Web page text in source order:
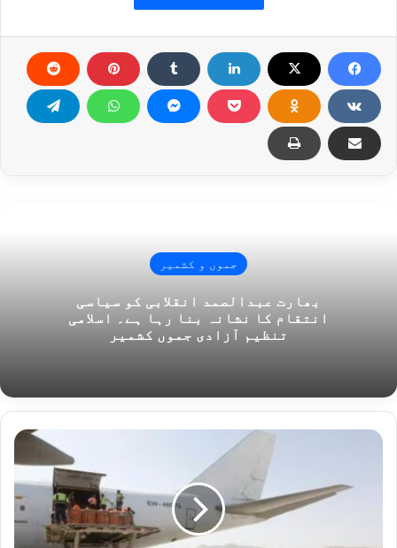
جموں و کشمیر
بھارت عبدالصمد انقلابی کو سیاسی
انتقام کا نشانہ بنا رہا ہے۔ اسلامی
تنظیم آزادی جموں کشمیر
ب